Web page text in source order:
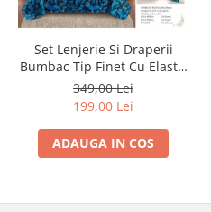
Set Lenjerie Si Draperii
Bumbac Tip Finet Cu Elastic
- Dansul Fluturilor
349,00 Lei
199,00 Lei
ADAUGA IN COS